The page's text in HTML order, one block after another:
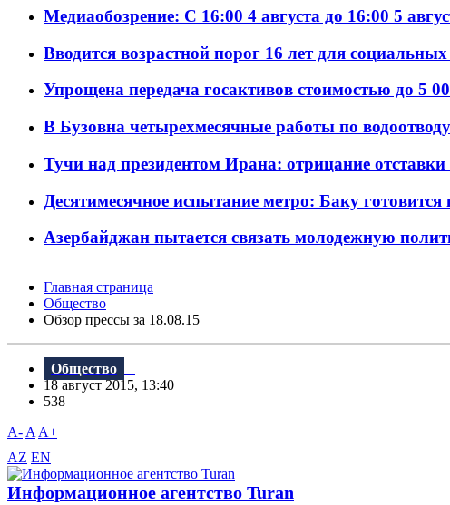
Медиаобозрение: С 16:00 4 августа до 16:00 5
Вводится возрастной порог 16 лет для социальных
Упрощена передача госактивов стоимостью до 5
В Бузовна четырехмесячные работы по
Тучи над президентом Ирана: отрицание
Десятимесячное испытание метро: Баку
Азербайджан пытается связать молодежную
Главная страница
Общество
Обзор прессы за 18.08.15
Общество
18 август 2015, 13:40
538
A- A A+
AZ EN
Информационное агентство Turan